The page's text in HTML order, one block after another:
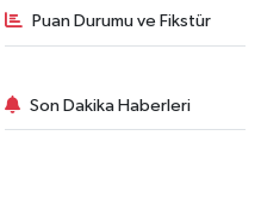
Puan Durumu ve Fikstür
Son Dakika Haberleri